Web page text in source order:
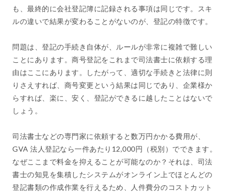
も、最終的に会社登記簿に記録される事項は同じです。スキ
ルの違いで結果が変わることがないのが、登記の特徴です。
問題は、登記の手続き自体が、ルールが非常に複雑で難しい
ことにあります。商号登記をこれまで司法書士に依頼する理
由はここにあります。したがって、適切な手続きと法律に則
りさえすれば、商号変更という結果は同じであり、企業様か
らすれば、楽に、安く、登記ができるに越したことはないで
しょう。
司法書士などの専門家に依頼すると数万円かかる費用が、
GVA 法人登記なら一件あたり12,000円（税別）でできます。
なぜここまで料金を抑えることが可能なのか？それは、司法
書士の知見を集積したシステムがオンライン上でほとんどの
登記書類の作成作業を行えるため、人件費分のコストカット